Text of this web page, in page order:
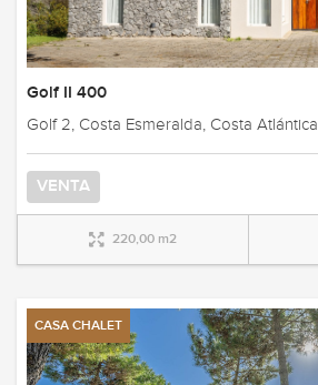
Golf II 400
Golf 2, Costa Esmeralda, Costa Atlántica
VENTA
220,00 m2
CASA CHALET